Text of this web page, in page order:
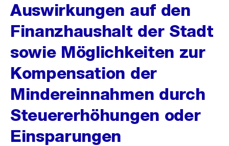
Auswirkungen auf den
Finanzhaushalt der Stadt
sowie Möglichkeiten zur
Kompensation der
Mindereinnahmen durch
Steuererhöhungen oder
Einsparungen